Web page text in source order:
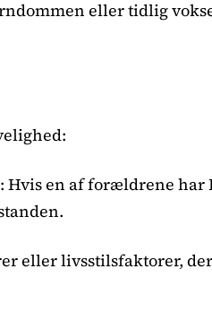
eller tidlig
: Hvis en af forældrene har
eller livsstilsfaktorer,